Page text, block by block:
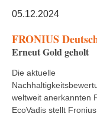
05.12.2024
FRONIUS
Erneut Gold geholt
Die aktuelle
weltweit anerkannten
EcoVadis stellt